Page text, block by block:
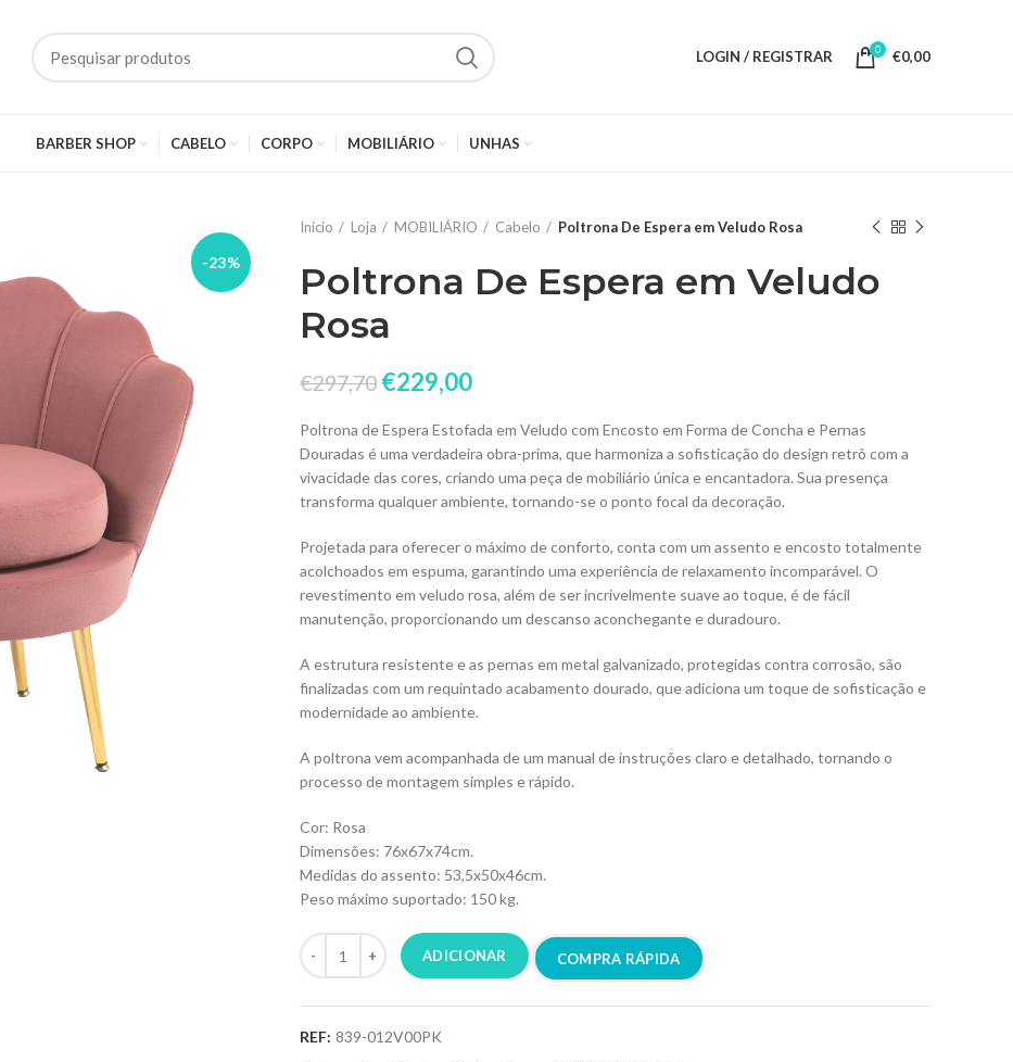
LOGIN / REGISTRAR 0 €0,00
BARBER SHOP CABELO CORPO MOBILIÁRIO UNHAS
-23%
Início Loja MOBILIÁRIO Cabelo Poltrona De Espera em Veludo Rosa
Poltrona De Espera em Veludo
Rosa
€297,70 €229,00
Poltrona de Espera Estofada em Veludo com Encosto em Forma de Concha e Pernas
Douradas é uma verdadeira obra-prima, que harmoniza a sofisticação do design retrô com a
vivacidade das cores, criando uma peça de mobiliário única e encantadora. Sua presença
transforma qualquer ambiente, tornando-se o ponto focal da decoração.
Projetada para oferecer o máximo de conforto, conta com um assento e encosto totalmente
acolchoados em espuma, garantindo uma experiência de relaxamento incomparável. O
revestimento em veludo rosa, além de ser incrivelmente suave ao toque, é de fácil
manutenção, proporcionando um descanso aconchegante e duradouro.
A estrutura resistente e as pernas em metal galvanizado, protegidas contra corrosão, são
finalizadas com um requintado acabamento dourado, que adiciona um toque de sofisticação e
modernidade ao ambiente.
A poltrona vem acompanhada de um manual de instruções claro e detalhado, tornando o
processo de montagem simples e rápido.
Cor: Rosa
Dimensões: 76x67x74cm.
Medidas do assento: 53,5x50x46cm.
Peso máximo suportado: 150 kg.
ADICIONAR COMPRA RÁPIDA
REF: 839-012V00PK